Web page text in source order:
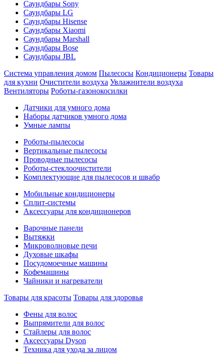
Саундбары Sony
Саундбары LG
Саундбары Hisense
Саундбары Xiaomi
Саундбары Marshall
Саундбары Bose
Саундбары JBL
Система управления домом Пылесосы Кондиционеры Товары
для кухни Очистители воздуха Увлажнители воздуха
Вентиляторы Роботы-газонокосилки
Датчики для умного дома
Наборы датчиков умного дома
Умные лампы
Роботы-пылесосы
Вертикальные пылесосы
Проводные пылесосы
Роботы-стеклоочистители
Комплектующие для пылесосов и швабр
Мобильные кондиционеры
Сплит-системы
Аксессуары для кондиционеров
Варочные панели
Вытяжки
Микроволновые печи
Духовые шкафы
Посудомоечные машины
Кофемашины
Чайники и нагреватели
Товары для красоты Товары для здоровья
Фены для волос
Выпрямители для волос
Стайлеры для волос
Аксессуары Dyson
Техника для ухода за лицом